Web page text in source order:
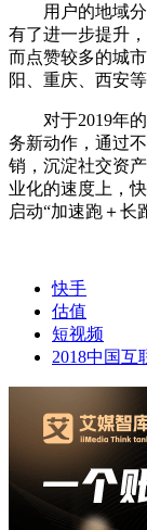
用户的地域分
有了进一步提升
而点赞较多的城
阳、重庆、西安
对于2019年的
务新动作，通过
销，沉淀社交资
业化的速度上，
启动“加速跑＋长
快手
估值
短视频
2018中国互